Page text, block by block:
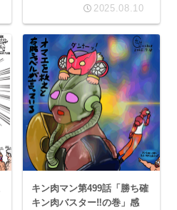
何故か輝いている方より躓
まうのです
2025.08.10
キン肉マン第499話「勝ち確
キン肉バスター‼︎の巻」感